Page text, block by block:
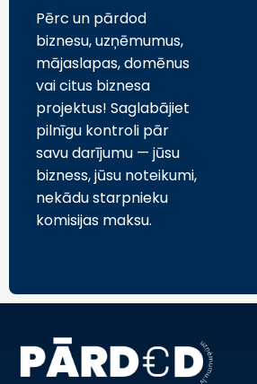
Pērc un pārdod
biznesu, uzņēmumus,
mājaslapas, domēnus
vai citus biznesa
projektus! Saglabājiet
pilnīgu kontroli pār
savu darījumu — jūsu
bizness, jūsu noteikumi,
nekādu starpnieku
komisijas maksu.